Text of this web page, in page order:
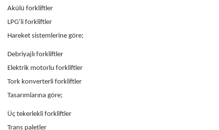
Akülü forkliftler
LPG’li forkliftler
Hareket sistemlerine göre;
Debriyajlı forkliftler
Elektrik motorlu forkliftler
Tork konverterli forkliftler
Tasarımlarına göre;
Üç tekerlekli forkliftler
Trans paletler